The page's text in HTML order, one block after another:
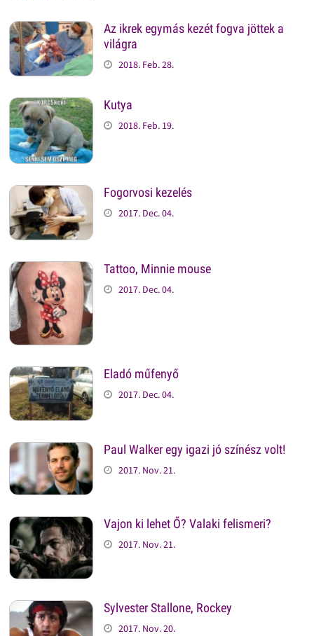
Az ikrek egymás kezét fogva jöttek a
világra
2018. Feb. 28.
Kutya
2018. Feb. 19.
Fogorvosi kezelés
2017. Dec. 04.
Tattoo, Minnie mouse
2017. Dec. 04.
Eladó műfenyő
2017. Dec. 04.
Paul Walker egy igazi jó színész volt!
2017. Nov. 21.
Vajon ki lehet Ő? Valaki felismeri?
2017. Nov. 21.
Sylvester Stallone, Rockey
2017. Nov. 20.